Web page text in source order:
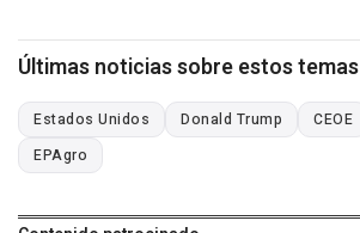
Últimas noticias sobre estos temas
Estados Unidos Donald Trump CEOE
EPAgro